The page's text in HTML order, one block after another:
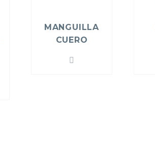
MANGUILLA
CUERO